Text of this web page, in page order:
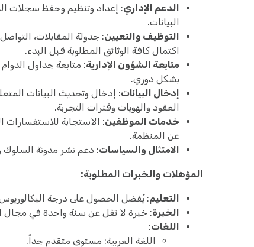
الدعم الإداري: إعداد وتنظيم وحفظ سجلات
البيانات.
التوظيف والتعيين: جدولة المقابلات،
اكتمال كافة الوثائق المطلوبة قبل البدء.
متابعة الشؤون الإدارية
بشكل دوري.
إدخال البيانات: إدخال وتحديث البيانات
العقود والهويات وفترات التجربة.
خدمات الموظفين: الاستجابة للاستفسارات
عن المنظمة.
الامتثال والسياسات: دعم نشر مدونة السلوك
المؤهلات والخبرات المطلوبة:
التعليم: يُفضل الحصول على درجة
الخبرة: خبرة لا تقل عن سنة واحدة في مجال
اللغات:
اللغة العربية: مستوى متقدم جداً.